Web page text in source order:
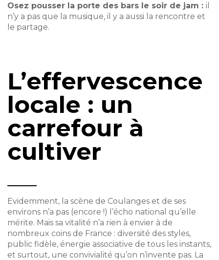
Osez pousser la porte des bars le soir de jam : il
n’y a pas que la musique, il y a aussi la rencontre et
le partage.
L’effervescence
locale : un
carrefour à
cultiver
Evidemment, la scène de Coulanges et de ses
environs n’a pas (encore !) l’écho national qu’elle
mérite. Mais sa vitalité n’a rien à envier à de
nombreux coins de France : diversité des styles,
public fidèle, énergie associative de tous les instants,
et surtout, une convivialité qu’on n’invente pas. La